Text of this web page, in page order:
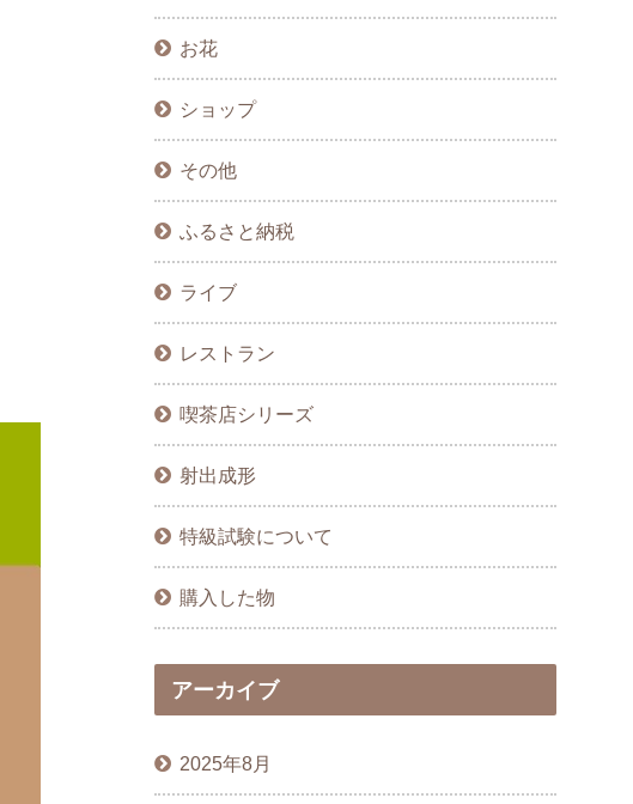
お花
ショップ
その他
ふるさと納税
ライブ
レストラン
喫茶店シリーズ
射出成形
特級試験について
購入した物
アーカイブ
2025年8月